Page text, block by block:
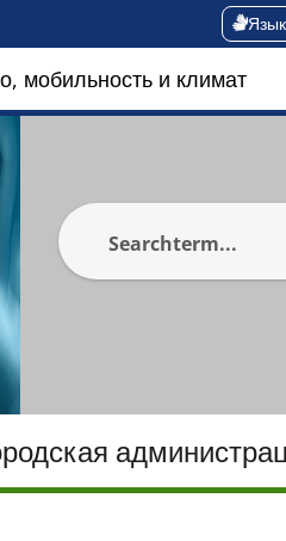
мобильность и климат